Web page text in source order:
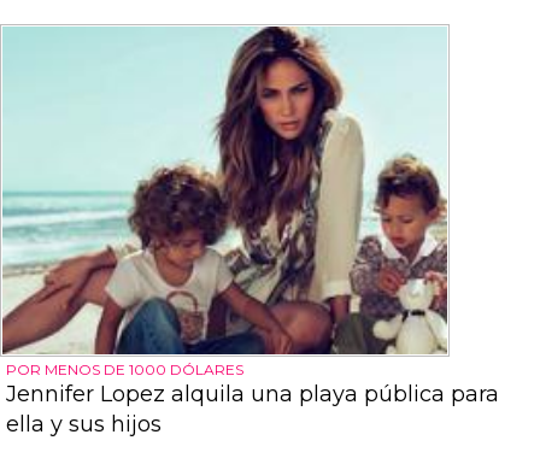
POR MENOS DE 1000 DÓLARES
Jennifer Lopez alquila una playa pública para
ella y sus hijos